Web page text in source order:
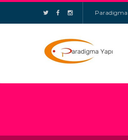
Paradigma